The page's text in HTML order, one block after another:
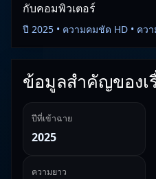
กับคอมพิวเตอร์
ปี 2025 • ความคมชัด HD • คว
ข้อมูลสำคัญของเ
ปีที่เข้าฉาย
2025
ความยาว